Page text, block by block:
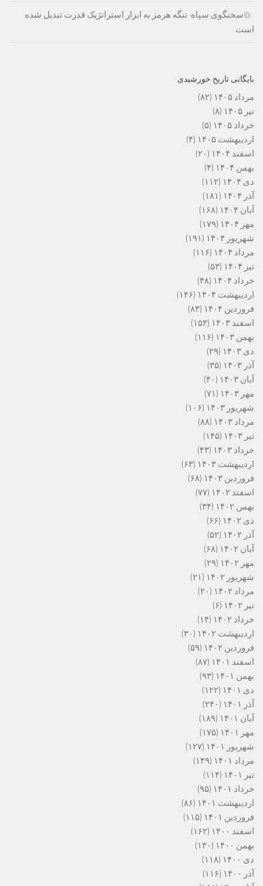
سخنگوی سپاه: تنگه هرمز به ابزار استراتژیک قدرت تبدیل شده
است
بایگانی تاریخ خورشیدی
مرداد ۱۴۰۵
(۸۲)
تیر ۱۴۰۵
(۸)
خرداد ۱۴۰۵
(۵)
اردیبهشت ۱۴۰۵
(۴)
اسفند ۱۴۰۴
(۲۰)
بهمن ۱۴۰۴
(۴)
دی ۱۴۰۴
(۱۱۲)
آذر ۱۴۰۴
(۱۸۱)
آبان ۱۴۰۴
(۱۶۸)
مهر ۱۴۰۴
(۱۷۹)
شهریور ۱۴۰۴
(۱۹۱)
مرداد ۱۴۰۴
(۱۱۶)
تیر ۱۴۰۴
(۵۳)
خرداد ۱۴۰۴
(۴۸)
اردیبهشت ۱۴۰۴
(۱۴۶)
فروردین ۱۴۰۴
(۸۳)
اسفند ۱۴۰۳
(۱۵۳)
بهمن ۱۴۰۳
(۱۱۶)
دی ۱۴۰۳
(۲۹)
آذر ۱۴۰۳
(۳۵)
آبان ۱۴۰۳
(۴۰)
مهر ۱۴۰۳
(۷۱)
شهریور ۱۴۰۳
(۱۰۶)
مرداد ۱۴۰۳
(۸۸)
تیر ۱۴۰۳
(۱۴۵)
خرداد ۱۴۰۳
(۴۳)
اردیبهشت ۱۴۰۳
(۶۳)
فروردین ۱۴۰۳
(۶۸)
اسفند ۱۴۰۲
(۷۷)
بهمن ۱۴۰۲
(۳۴)
دی ۱۴۰۲
(۶۶)
آذر ۱۴۰۲
(۵۲)
آبان ۱۴۰۲
(۶۸)
مهر ۱۴۰۲
(۲۹)
شهریور ۱۴۰۲
(۲۱)
مرداد ۱۴۰۲
(۲۰)
تیر ۱۴۰۲
(۶)
خرداد ۱۴۰۲
(۱۴)
اردیبهشت ۱۴۰۲
(۳۰)
فروردین ۱۴۰۲
(۵۹)
اسفند ۱۴۰۱
(۸۷)
بهمن ۱۴۰۱
(۹۳)
دی ۱۴۰۱
(۱۲۲)
آذر ۱۴۰۱
(۲۴۰)
آبان ۱۴۰۱
(۱۸۹)
مهر ۱۴۰۱
(۱۷۵)
شهریور ۱۴۰۱
(۱۲۷)
مرداد ۱۴۰۱
(۱۴۹)
تیر ۱۴۰۱
(۱۱۴)
خرداد ۱۴۰۱
(۹۵)
اردیبهشت ۱۴۰۱
(۸۶)
فروردین ۱۴۰۱
(۱۱۵)
اسفند ۱۴۰۰
(۱۶۲)
بهمن ۱۴۰۰
(۱۳۰)
دی ۱۴۰۰
(۱۱۸)
آذر ۱۴۰۰
(۱۱۶)